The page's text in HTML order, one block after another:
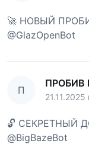
🚀 НОВЫЙ
@GlazOpenBot
П
ПРОБИВ
🔓 СЕКРЕТНЫЙ
@BigBazeBot